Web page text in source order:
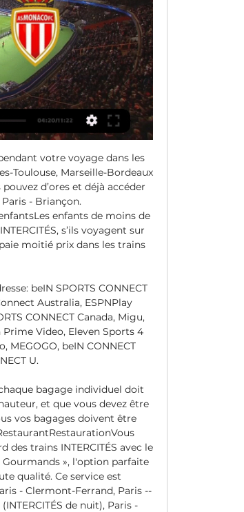
votre voyage dans les
Toulouse, Marseille-Bordeaux
d’ores et déjà accéder
- Briançon.
enfants de moins de
s’ils voyagent sur
moitié prix dans les trains
beIN SPORTS CONNECT
Australia, ESPNPlay
CONNECT Canada, Migu,
Video, Eleven Sports 4
MEGOGO, beIN CONNECT
U.
bagage individuel doit
et que vous devez être
vos bagages doivent être
trains INTERCITÉS avec le
», l'option parfaite
qualité. Ce service est
- Clermont-Ferrand, Paris -­
de nuit), Paris -